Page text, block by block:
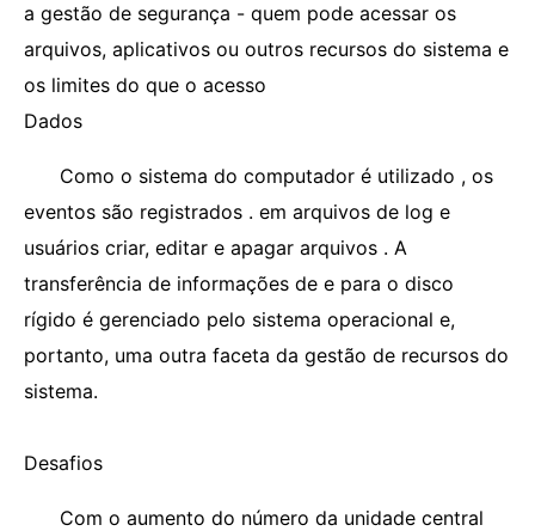
a gestão de segurança - quem pode acessar os
arquivos, aplicativos ou outros recursos do sistema e
os limites do que o acesso
Dados
Como o sistema do computador é utilizado , os
eventos são registrados . em arquivos de log e
usuários criar, editar e apagar arquivos . A
transferência de informações de e para o disco
rígido é gerenciado pelo sistema operacional e,
portanto, uma outra faceta da gestão de recursos do
sistema.
Desafios
Com o aumento do número da unidade central